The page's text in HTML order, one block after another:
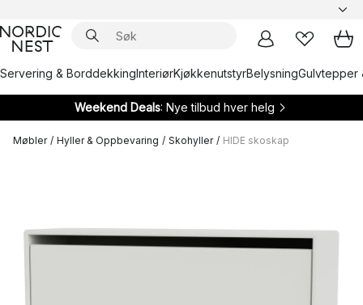
Servering & BorddekkingInteriørKjøkkenutstyrBelysningGulvtepper
Weekend Deals: Nye tilbud hver helg
Møbler / Hyller & Oppbevaring / Skohyller / HIDE skoskap